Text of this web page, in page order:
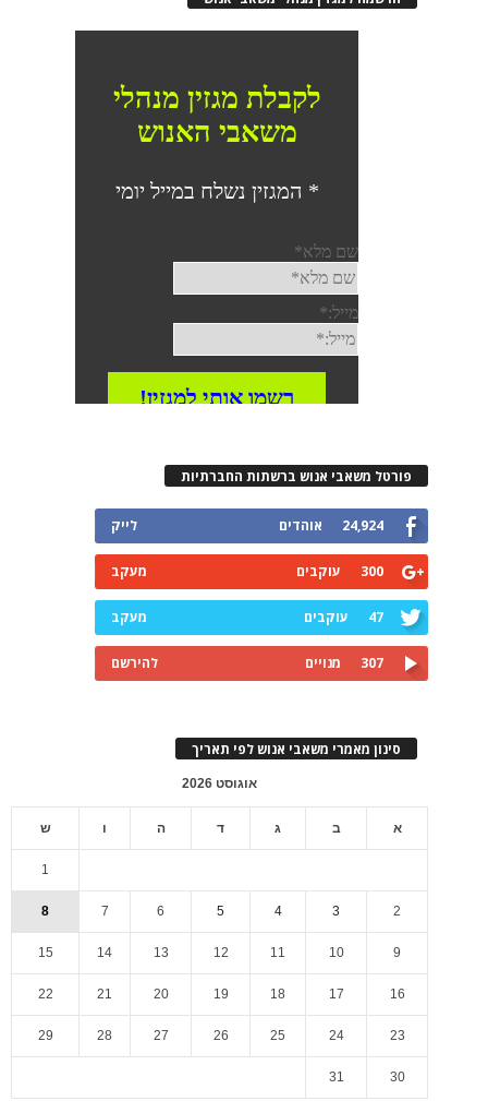
פורטל משאבי אנוש ברשתות החברתיות
24,924 אוהדים לייק
300 עוקבים מעקב
47 עוקבים מעקב
307 מנויים להירשם
סינון מאמרי משאבי אנוש לפי תאריך
אוגוסט 2026
א ב ג ד ה ו ש
1
2
3
4
5
6
7
8
9
10
11
12
13
14
15
16
17
18
19
20
21
22
23
24
25
26
27
28
29
30
31